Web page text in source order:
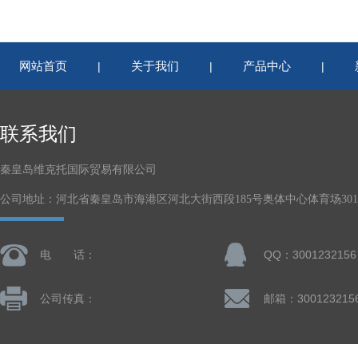
网站首页 | 关于我们 | 产品中心 |
联系我们
秦皇岛维克托国际贸易有限公司
公司地址：河北省秦皇岛市海港区河北大街西段185号奥体中心体育场
电 话： QQ：3001232156
公司传真： 邮箱：